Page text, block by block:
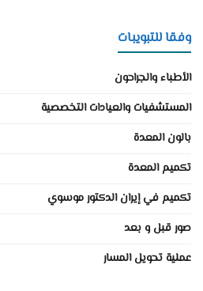
وفقا للتبويبات
الأطباء والجراحون
المستشفيات والعيادات التخصصية
بالون المعدة
تكميم المعدة
تكميم في إيران الدكتور موسوي
صور قبل و بعد
عملية تحويل المسار